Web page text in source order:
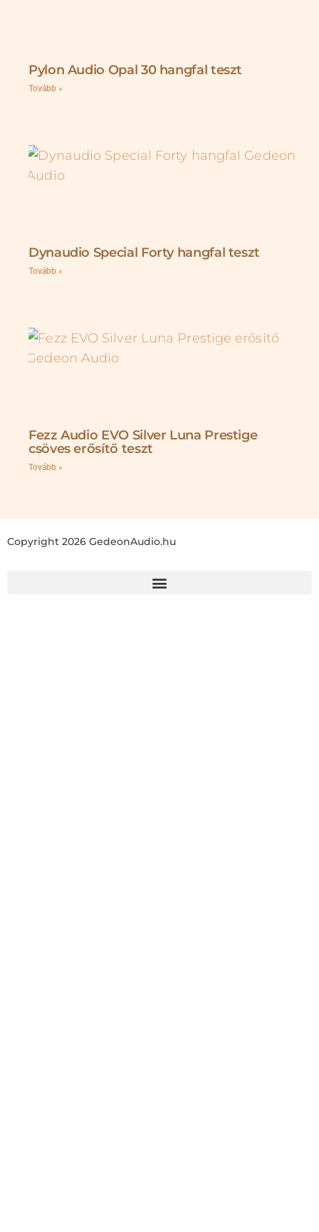
Pylon Audio Opal 30 hangfal teszt
Tovább »
Dynaudio Special Forty hangfal teszt
Tovább »
Fezz Audio EVO Silver Luna Prestige
csöves erősítő teszt
Tovább »
Copyright 2026 GedeonAudio.hu